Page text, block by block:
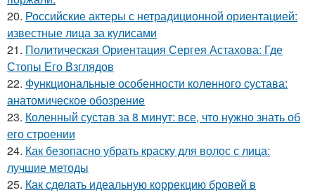
20. Российские актеры с нетрадиционной ориентацией:
известные лица за кулисами
21. Политическая Ориентация Сергея Астахова: Где
Стопы Его Взглядов
22. Функциональные особенности коленного сустава:
анатомическое обозрение
23. Коленный сустав за 8 минут: все, что нужно знать об
его строении
24. Как безопасно убрать краску для волос с лица:
лучшие методы
25. Как сделать идеальную коррекцию бровей в